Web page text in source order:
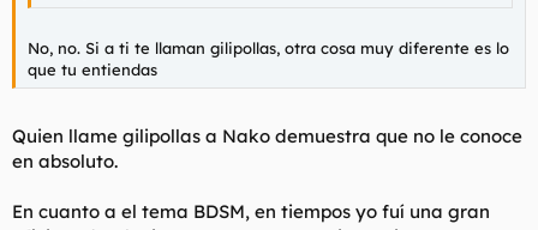
No, no. Si a ti te llaman gilipollas, otra cosa muy diferente es lo
que tu entiendas
Quien llame gilipollas a Nako demuestra que no le conoce
en absoluto.
En cuanto a el tema BDSM, en tiempos yo fuí una gran